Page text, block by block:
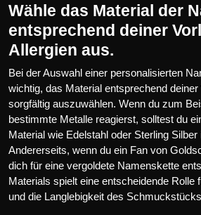
Wähle das Material der
entsprechend deiner
Allergien aus.
Bei der Auswahl einer personalisierten
wichtig, das Material entsprechend deiner
sorgfältig auszuwählen. Wenn du zum
bestimmte Metalle reagierst, solltest du
Material wie Edelstahl oder Sterling
Andererseits, wenn du ein Fan von
dich für eine vergoldete Namenskette
Materials spielt eine entscheidende Rolle
und die Langlebigkeit des